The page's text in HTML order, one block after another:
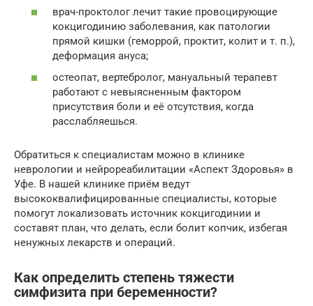
врач-проктолог лечит такие провоцирующие
кокцигодинию заболевания, как патологии
прямой кишки (геморрой, проктит, колит и т. п.),
деформация ануса;
остеопат, вертебролог, мануальный терапевт
работают с невыясненным фактором
присутствия боли и её отсутствия, когда
расслабляешься.
Обратиться к специалистам можно в клинике
неврологии и нейрореабилитации «Аспект Здоровья» в
Уфе. В нашей клинике приём ведут
высококвалифицированные специалисты, которые
помогут локализовать источник кокцигодинии и
составят план, что делать, если болит копчик, избегая
ненужных лекарств и операций.
Как определить степень тяжести
симфизита при беременности?